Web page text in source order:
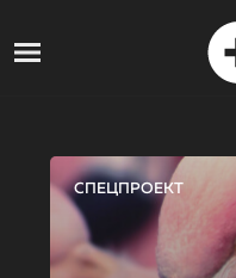
СПЕЦПРОЕКТ